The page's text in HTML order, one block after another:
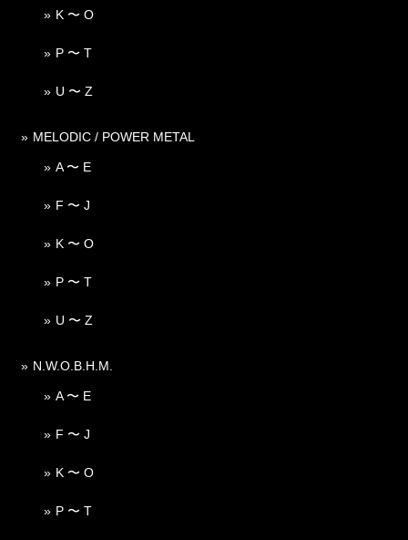
K 〜 O
P 〜 T
U 〜 Z
MELODIC / POWER METAL
A 〜 E
F 〜 J
K 〜 O
P 〜 T
U 〜 Z
N.W.O.B.H.M.
A 〜 E
F 〜 J
K 〜 O
P 〜 T